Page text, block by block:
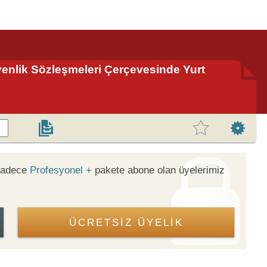
Sözleşmeleri Çerçevesinde Yurt
Profesyonel + pakete abone olan üyelerimiz
ÜCRETSİZ ÜYELİK